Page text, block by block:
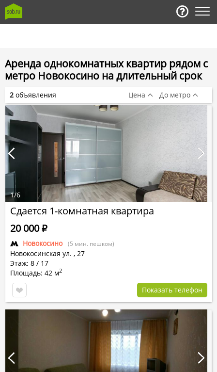
Аренда однокомнатных квартир рядом с
метро Новокосино на длительный срок
Сдается 1-комнатная квартира
Новокосино (5 мин. пешком)
Новокосинская ул. , 27
Этаж: 8 / 17
Площадь: 42 м2
20 000Р
Показать телефон
1/6
2 объявления Цена До метро